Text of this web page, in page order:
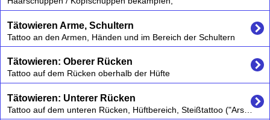
Tätowieren Arme, Schultern
Tattoo an den Armen, Händen und im Bereich der Schultern
Tätowieren: Oberer Rücken
Tattoo auf dem Rücken oberhalb der Hüfte
Tätowieren: Unterer Rücken